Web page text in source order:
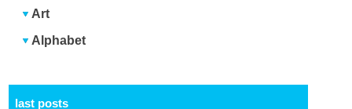
Art
Alphabet
last posts